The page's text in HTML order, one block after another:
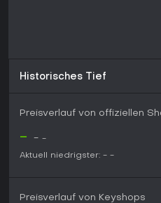
Historisches Tief
Preisverlauf von offiziellen
- - -
Aktuell niedrigster: - -
Preisverlauf von Keyshops